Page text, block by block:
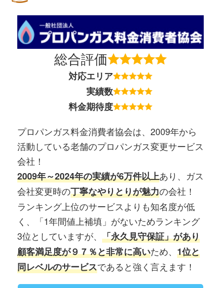
総合評価
対応エリア
実績数
料金期待度
プロパンガス料金消費者協会は、2009年から
活動している老舗のプロパンガス変更サービス
会社！
2009年～2024年の実績が6万件以上あり、ガス
会社変更時の丁寧なやりとりが魅力の会社！
ランキング上位のサービスよりも知名度が低
く、「1年間値上補填」がないためランキング
3位としていますが、 「永久見守保証」があり
顧客満足度が９７％と非常に高いため、 1位と
同レベルのサービスであると強く言えます！